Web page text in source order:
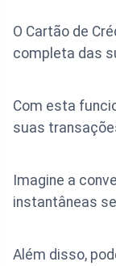
O Cartão de
completa das
Com esta
suas
Imagine a
instantâneas
Além disso,